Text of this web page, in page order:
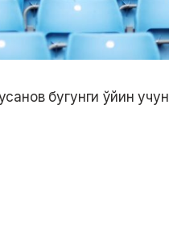
бугунги ўйин учун